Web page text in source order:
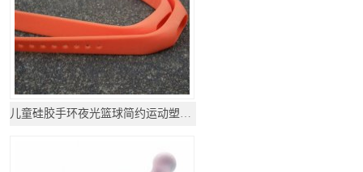
儿童硅胶手环夜光篮球简约运动塑胶橡胶